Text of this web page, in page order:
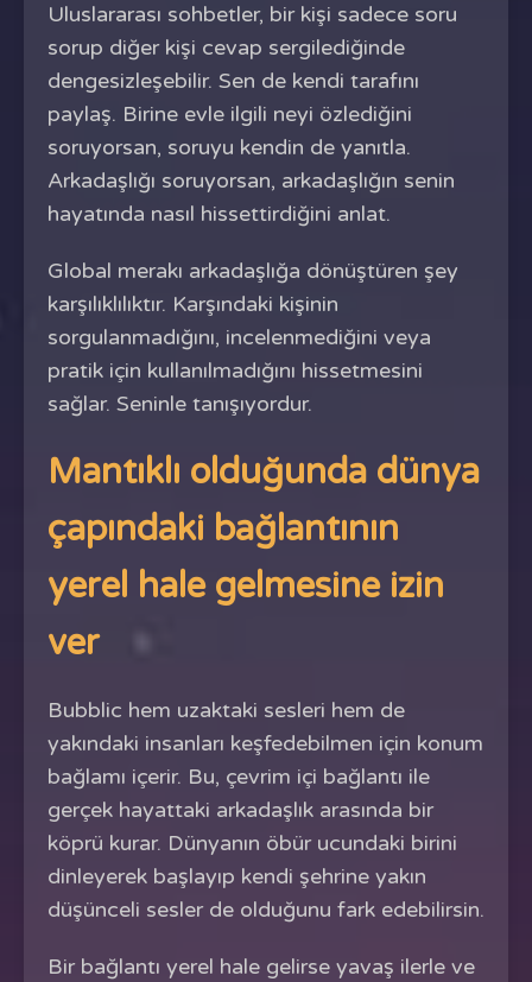
Uluslararası sohbetler, bir kişi sadece soru
sorup diğer kişi cevap sergilediğinde
dengesizleşebilir. Sen de kendi tarafını
paylaş. Birine evle ilgili neyi özlediğini
soruyorsan, soruyu kendin de yanıtla.
Arkadaşlığı soruyorsan, arkadaşlığın senin
hayatında nasıl hissettirdiğini anlat.
Global merakı arkadaşlığa dönüştüren şey
karşılıklılıktır. Karşındaki kişinin
sorgulanmadığını, incelenmediğini veya
pratik için kullanılmadığını hissetmesini
sağlar. Seninle tanışıyordur.
Mantıklı olduğunda dünya
çapındaki bağlantının
yerel hale gelmesine izin
ver
Bubblic hem uzaktaki sesleri hem de
yakındaki insanları keşfedebilmen için konum
bağlamı içerir. Bu, çevrim içi bağlantı ile
gerçek hayattaki arkadaşlık arasında bir
köprü kurar. Dünyanın öbür ucundaki birini
dinleyerek başlayıp kendi şehrine yakın
düşünceli sesler de olduğunu fark edebilirsin.
Bir bağlantı yerel hale gelirse yavaş ilerle ve